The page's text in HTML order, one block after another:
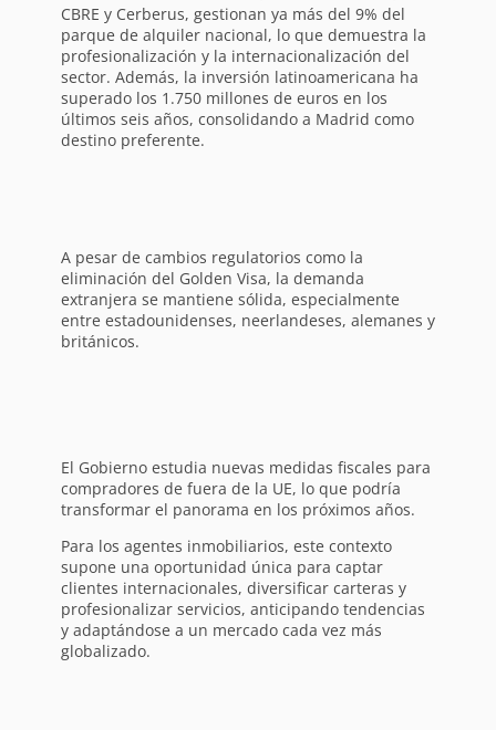
CBRE y Cerberus, gestionan ya más del 9% del
parque de alquiler nacional, lo que demuestra la
profesionalización y la internacionalización del
sector. Además, la inversión latinoamericana ha
superado los 1.750 millones de euros en los
últimos seis años, consolidando a Madrid como
destino preferente.
A pesar de cambios regulatorios como la
eliminación del Golden Visa, la demanda
extranjera se mantiene sólida, especialmente
entre estadounidenses, neerlandeses, alemanes y
británicos.
El Gobierno estudia nuevas medidas fiscales para
compradores de fuera de la UE, lo que podría
transformar el panorama en los próximos años.
Para los agentes inmobiliarios, este contexto
supone una oportunidad única para captar
clientes internacionales, diversificar carteras y
profesionalizar servicios, anticipando tendencias
y adaptándose a un mercado cada vez más
globalizado.